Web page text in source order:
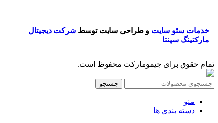
خدمات سئو سایت و طراحی سایت توسط شرکت دیجیتال
مارکتینگ سپنتا
تمام حقوق برای جیمومارکت محفوظ است.
جستجو
منو
دسته بندی ها